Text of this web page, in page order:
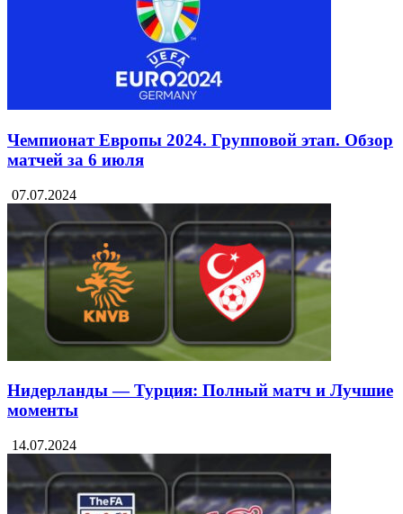
Чемпионат Европы 2024. Групповой этап. Обзор
матчей за 6 июля
07.07.2024
Нидерланды — Турция: Полный матч и Лучшие
моменты
14.07.2024